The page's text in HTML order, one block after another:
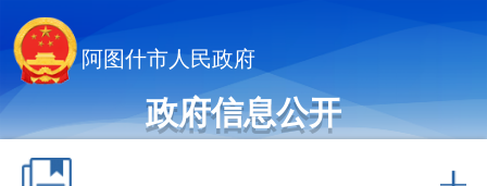
阿图什市人民政府
政府信息公开